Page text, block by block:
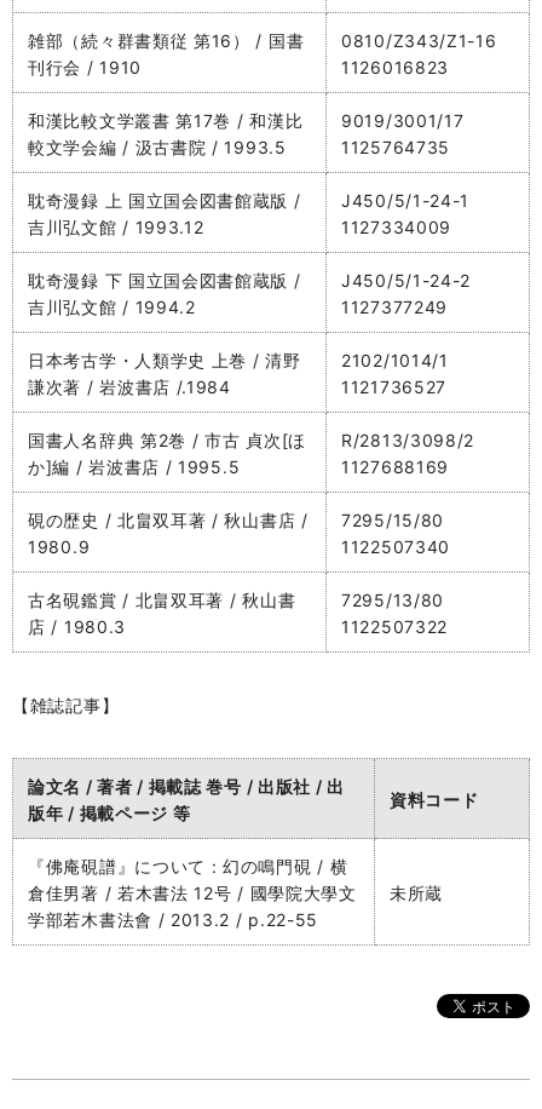
雑部（続々群書類従 第16） / 国書
刊行会 / 1910
0810/Z343/Z1-16
1126016823
和漢比較文学叢書 第17巻 / 和漢比
較文学会編 / 汲古書院 / 1993.5
9019/3001/17
1125764735
耽奇漫録 上 国立国会図書館蔵版 /
吉川弘文館 / 1993.12
J450/5/1-24-1
1127334009
耽奇漫録 下 国立国会図書館蔵版 /
吉川弘文館 / 1994.2
J450/5/1-24-2
1127377249
日本考古学・人類学史 上巻 / 清野
謙次著 / 岩波書店 /.1984
2102/1014/1
1121736527
国書人名辞典 第2巻 / 市古 貞次[ほ
か]編 / 岩波書店 / 1995.5
R/2813/3098/2
1127688169
硯の歴史 / 北畠双耳著 / 秋山書店 /
1980.9
7295/15/80
1122507340
古名硯鑑賞 / 北畠双耳著 / 秋山書
店 / 1980.3
7295/13/80
1122507322
【雑誌記事】
論文名 / 著者 / 掲載誌 巻号 / 出版社 / 出
版年 / 掲載ページ 等
資料コード
『佛庵硯譜』について : 幻の鳴門硯 / 横
倉佳男著 / 若木書法 12号 / 國學院大學文
学部若木書法會 / 2013.2 / p.22-55
未所蔵